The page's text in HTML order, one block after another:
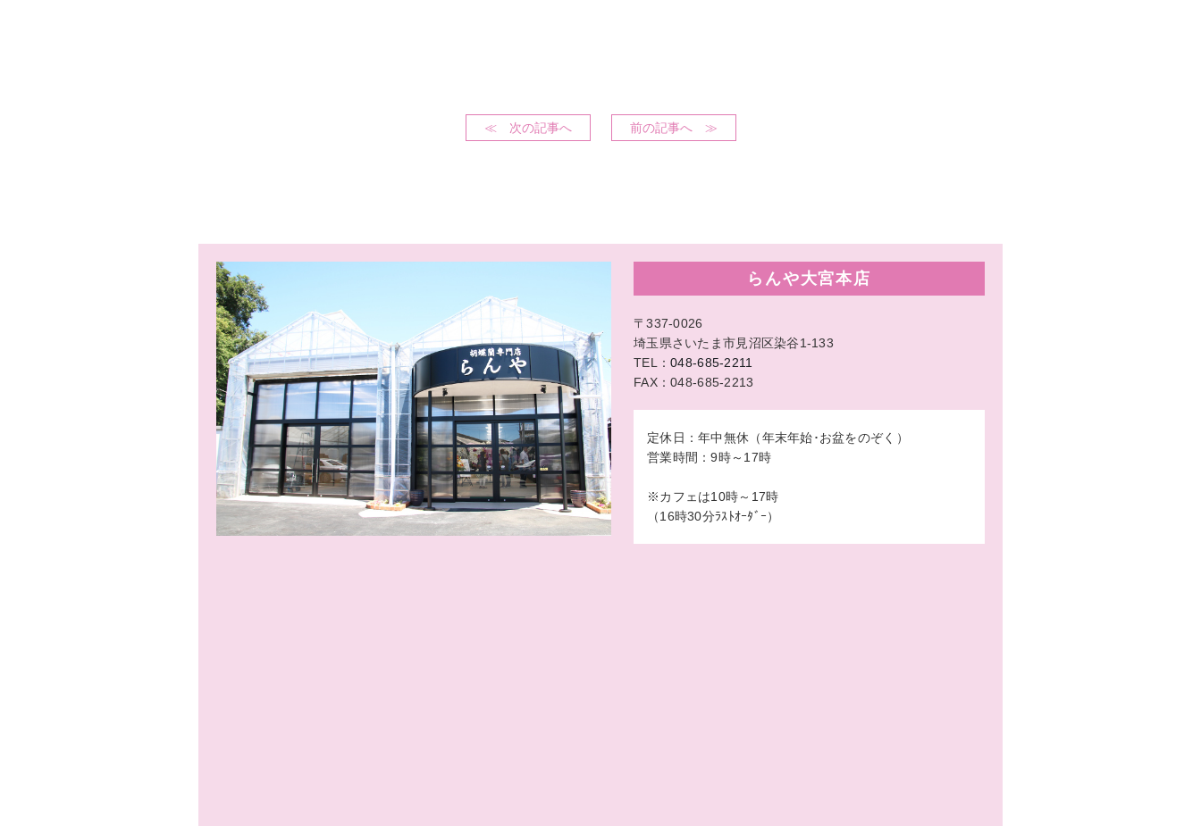
≪ 次の記事へ 前の記事へ ≫
らんや大宮本店
〒337-0026
埼玉県さいたま市見沼区染谷1-133
TEL：048-685-2211
FAX：048-685-2213
定休日：年中無休（年末年始･お盆をのぞく）
営業時間：9時～17時
※カフェは10時～17時
（16時30分ﾗｽﾄｵｰﾀﾞｰ）